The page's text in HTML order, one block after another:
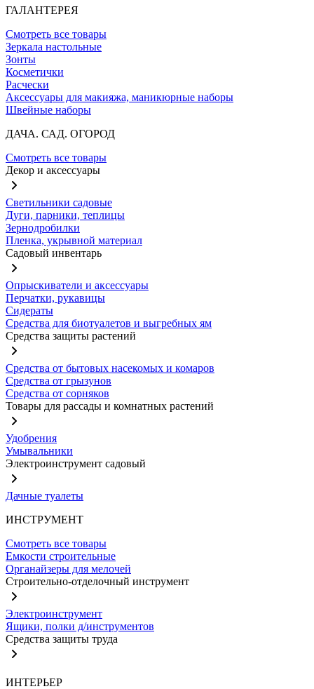
ГАЛАНТЕРЕЯ
Смотреть все товары
Зеркала настольные
Зонты
Косметички
Расчески
Аксессуары для макияжа, маникюрные наборы
Швейные наборы
ДАЧА. САД. ОГОРОД
Смотреть все товары
Декор и аксессуары
Светильники садовые
Дуги, парники, теплицы
Зернодробилки
Пленка, укрывной материал
Садовый инвентарь
Опрыскиватели и аксессуары
Перчатки, рукавицы
Сидераты
Средства для биотуалетов и выгребных ям
Средства защиты растений
Средства от бытовых насекомых и комаров
Средства от грызунов
Средства от сорняков
Товары для рассады и комнатных растений
Удобрения
Умывальники
Электроинструмент садовый
Дачные туалеты
ИНСТРУМЕНТ
Смотреть все товары
Емкости строительные
Органайзеры для мелочей
Строительно-отделочный инструмент
Электроинструмент
Ящики, полки д/инструментов
Средства защиты труда
ИНТЕРЬЕР